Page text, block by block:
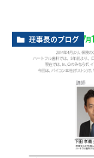
理事長のブログ